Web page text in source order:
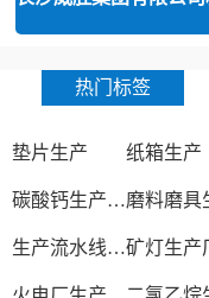
热门标签
垫片生产 纸箱生产
碳酸钙生产设备
生产流水线设备矿灯生产